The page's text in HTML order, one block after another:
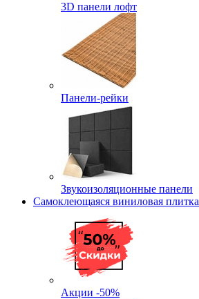
3D панели лофт
Панели-рейки
Звукоизоляционные панели
Самоклеющаяся виниловая плитка
Акции -50%